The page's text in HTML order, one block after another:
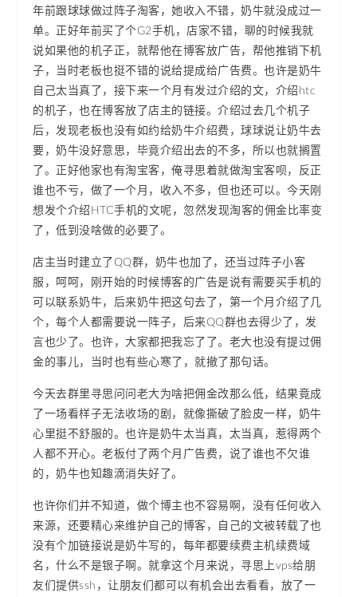
年前跟球球做过阵子淘客，她收入不错，奶牛就没成过一
单。正好年前买了个G2手机，店家不错，聊的时候我就
说如果他的机子正，就帮他在博客放广告，帮他推销下机
子，当时老板也挺不错的说给提成给广告费。也许是奶牛
自己太当真了，接下来一个月有发过介绍的文，介绍htc
的机子，也在博客放了店主的链接。介绍过去几个机子
后，发现老板也没有如约给奶牛介绍费，球球说让奶牛去
要，奶牛没好意思，毕竟介绍出去的不多，所以也就搁置
了。正好他家也有淘宝客，俺寻思着就做淘宝客呗，反正
谁也不亏，做了一个月，收入不多，但也还可以。今天刚
想发个介绍HTC手机的文呢，忽然发现淘客的佣金比率变
了，低到没啥做的必要了。
店主当时建立了QQ群，奶牛也加了，还当过阵子小客
服，呵呵，刚开始的时候博客的广告是说有需要买手机的
可以联系奶牛，后来奶牛把这句去了，第一个月介绍了几
个，每个人都需要说一阵子，后来QQ群也去得少了，发
言也少了。也许，大家都把我忘了了。老大也没有提过佣
金的事儿，当时也有些心寒了，就撤了那句话。
今天去群里寻思问问老大为啥把佣金改那么低，结果竟成
了一场看样子无法收场的剧，就像撕破了脸皮一样，奶牛
心里挺不舒服的。也许是奶牛太当真，太当真，惹得两个
人都不开心。老板付了两个月广告费，说了谁也不欠谁
的，奶牛也知趣滴消失好了。
也许你们并不知道，做个博主也不容易啊，没有任何收入
来源，还要精心来维护自己的博客，自己的文被转载了也
没有个加链接说是奶牛写的，每年都要续费主机续费域
名，什么不是银子啊。就拿这个月来说，寻思上vps给朋
友们提供ssh，让朋友们都可以有机会出去看看，放了一